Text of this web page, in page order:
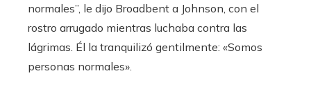
normales”, le dijo Broadbent a Johnson, con el
rostro arrugado mientras luchaba contra las
lágrimas. Él la tranquilizó gentilmente: «Somos
personas normales».